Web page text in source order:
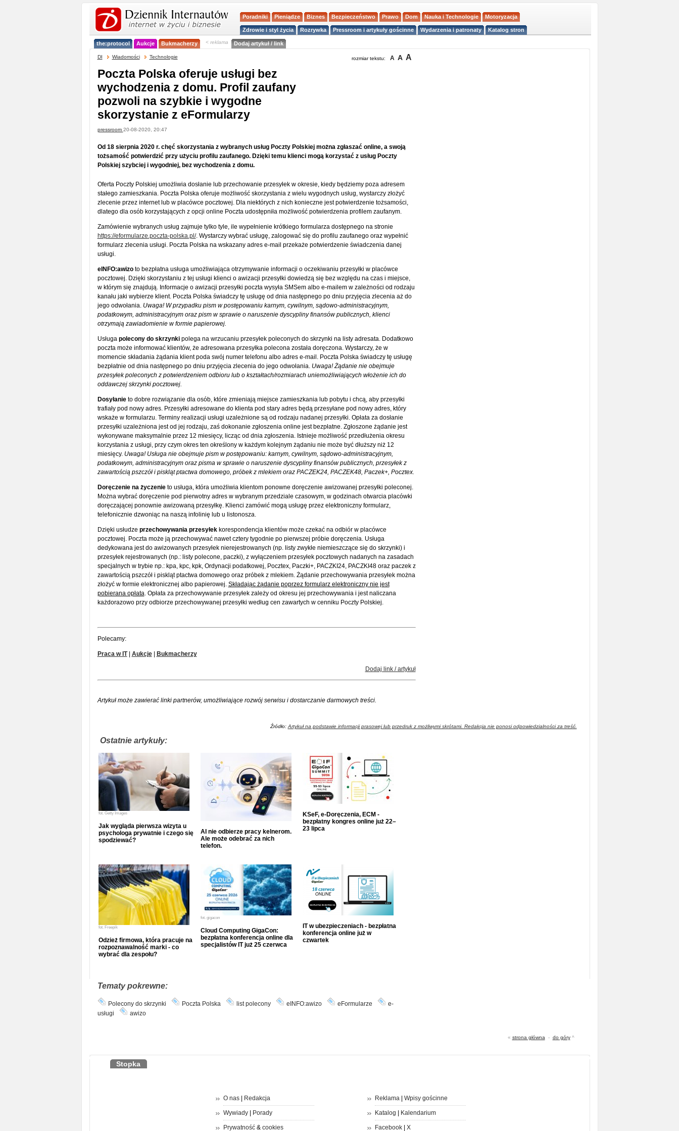
Poradniki Pieniądze Biznes Bezpieczeństwo Prawo Dom Nauka i Technologie Motoryzacja
Zdrowie i styl życia Rozrywka Pressroom i artykuły gościnne Wydarzenia i patronaty Katalog stron
the:protocol Aukcje Bukmacherzy < reklama Dodaj artykuł / link
DI Wiadomości Technologie rozmiar tekstu: A A A
Poczta Polska oferuje usługi bez
wychodzenia z domu. Profil zaufany
pozwoli na szybkie i wygodne
skorzystanie z eFormularzy
pressroom 20-08-2020, 20:47
Od 18 sierpnia 2020 r. chęć skorzystania z wybranych usług Poczty Polskiej można zgłaszać online, a swoją
tożsamość potwierdzić przy użyciu profilu zaufanego. Dzięki temu klienci mogą korzystać z usług Poczty
Polskiej szybciej i wygodniej, bez wychodzenia z domu.
Oferta Poczty Polskiej umożliwia dosłanie lub przechowanie przesyłek w okresie, kiedy będziemy poza adresem
stałego zamieszkania. Poczta Polska oferuje możliwość skorzystania z wielu wygodnych usług, wystarczy złożyć
zlecenie przez internet lub w placówce pocztowej. Dla niektórych z nich konieczne jest potwierdzenie tożsamości,
dlatego dla osób korzystających z opcji online Poczta udostępniła możliwość potwierdzenia profilem zaufanym.
Zamówienie wybranych usług zajmuje tylko tyle, ile wypełnienie krótkiego formularza dostępnego na stronie
https://eformularze.poczta-polska.pl/. Wystarczy wybrać usługę, zalogować się do profilu zaufanego oraz wypełnić
formularz zlecenia usługi. Poczta Polska na wskazany adres e-mail przekaże potwierdzenie świadczenia danej
usługi.
eINFO:awizo to bezpłatna usługa umożliwiająca otrzymywanie informacji o oczekiwaniu przesyłki w placówce
pocztowej. Dzięki skorzystaniu z tej usługi klienci o awizacji przesyłki dowiedzą się bez względu na czas i miejsce,
w którym się znajdują. Informacje o awizacji przesyłki poczta wysyła SMSem albo e-mailem w zależności od rodzaju
kanału jaki wybierze klient. Poczta Polska świadczy tę usługę od dnia następnego po dniu przyjęcia zlecenia aż do
jego odwołania. Uwaga! W przypadku pism w postępowaniu karnym, cywilnym, sądowo-administracyjnym,
podatkowym, administracyjnym oraz pism w sprawie o naruszenie dyscypliny finansów publicznych, klienci
otrzymają zawiadomienie w formie papierowej.
Usługa polecony do skrzynki polega na wrzucaniu przesyłek poleconych do skrzynki na listy adresata. Dodatkowo
poczta może informować klientów, że adresowana przesyłka polecona została doręczona. Wystarczy, że w
momencie składania żądania klient poda swój numer telefonu albo adres e-mail. Poczta Polska świadczy tę usługę
bezpłatnie od dnia następnego po dniu przyjęcia zlecenia do jego odwołania. Uwaga! Żądanie nie obejmuje
przesyłek poleconych z potwierdzeniem odbioru lub o kształtach/rozmiarach uniemożliwiających włożenie ich do
oddawczej skrzynki pocztowej.
Dosyłanieto dobre rozwiązanie dla osób, które zmieniają miejsce zamieszkania lub pobytu i chcą, aby przesyłki
trafiały pod nowy adres. Przesyłki adresowane do klienta pod stary adres będą przesyłane pod nowy adres, który
wskaże w formularzu. Terminy realizacji usługi uzależnione są od rodzaju nadanej przesyłki. Opłata za dosłanie
przesyłki uzależniona jest od jej rodzaju, zaś dokonanie zgłoszenia online jest bezpłatne. Zgłoszone żądanie jest
wykonywane maksymalnie przez 12 miesięcy, licząc od dnia zgłoszenia. Istnieje możliwość przedłużenia okresu
korzystania z usługi, przy czym okres ten określony w każdym kolejnym żądaniu nie może być dłuższy niż 12
miesięcy. Uwaga! Usługa nie obejmuje pism w postępowaniu: karnym, cywilnym, sądowo-administracyjnym,
podatkowym, administracyjnym oraz pisma w sprawie o naruszenie dyscypliny finansów publicznych, przesyłek z
zawartością pszczół i piskląt ptactwa domowego, próbek z mlekiem oraz PACZEK24, PACZEK48, Paczek+, Pocztex.
Doręczenie na życzenie to usługa, która umożliwia klientom ponowne doręczenie awizowanej przesyłki poleconej.
Można wybrać doręczenie pod pierwotny adres w wybranym przedziale czasowym, w godzinach otwarcia placówki
doręczającej ponownie awizowaną przesyłkę. Klienci zamówić mogą usługę przez elektroniczny formularz,
telefonicznie dzwoniąc na naszą infolinię lub u listonosza.
Dzięki usłudze przechowywania przesyłekkorespondencja klientów może czekać na odbiór w placówce
pocztowej. Poczta może ją przechowywać nawet cztery tygodnie po pierwszej próbie doręczenia. Usługa
dedykowana jest do awizowanych przesyłek nierejestrowanych (np. listy zwykłe niemieszczące się do skrzynki) i
przesyłek rejestrowanych (np.: listy polecone, paczki), z wyłączeniem przesyłek pocztowych nadanych na zasadach
specjalnych w trybie np.: kpa, kpc, kpk, Ordynacji podatkowej, Pocztex, Paczki+, PACZKI24, PACZKI48 oraz paczek z
zawartością pszczół i piskląt ptactwa domowego oraz próbek z mlekiem. Żądanie przechowywania przesyłek można
złożyć w formie elektronicznej albo papierowej. Składając żądanie poprzez formularz elektroniczny nie jest
pobierana opłata. Opłata za przechowywanie przesyłek zależy od okresu jej przechowywania i jest naliczana
każdorazowo przy odbiorze przechowywanej przesyłki według cen zawartych w cenniku Poczty Polskiej.
Polecamy:
Praca w IT| Aukcje| Bukmacherzy
Dodaj link / artykuł
Artykuł może zawierać linki partnerów, umożliwiające rozwój serwisu i dostarczanie darmowych treści.
Źródło: Artykuł na podstawie informacji prasowej lub przedruk z możliwymi skrótami. Redakcja nie ponosi odpowiedzialności za treść.
Ostatnie artykuły:
fot. Getty Images
Jak wygląda pierwsza wizyta u
psychologa prywatnie i czego się
spodziewać?
AI nie odbierze pracy kelnerom.
Ale może odebrać za nich
telefon.
KSeF, e-Doręczenia, ECM -
bezpłatny kongres online już 22–
23 lipca
fot. Freepik
Odzież firmowa, która pracuje na
rozpoznawalność marki - co
wybrać dla zespołu?
fot. gigacon
Cloud Computing GigaCon:
bezpłatna konferencja online dla
specjalistów IT już 25 czerwca
IT w ubezpieczeniach - bezpłatna
konferencja online już w
czwartek
Tematy pokrewne:
Polecony do skrzynki Poczta Polska list polecony eINFO:awizo eFormularze
e-
usługi
awizo
« strona główna - do góry^
Stopka
O nas| Redakcja
Wywiady| Porady
Prywatność& cookies
Reklama| Wpisy gościnne
Katalog Kalendarium
Facebook| X